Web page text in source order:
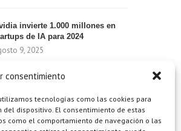
consentimiento
tecnologías como las cookies para
dispositivo. El consentimiento de estas
como el comportamiento de navegación o las
invierte 1.000 millones en
de IA para 2024
9, 2025
el Método de Tres Sillas de
Disney Puede Transformar Tu